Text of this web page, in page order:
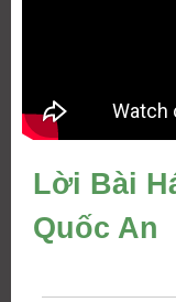
Lời Bài
Quốc An